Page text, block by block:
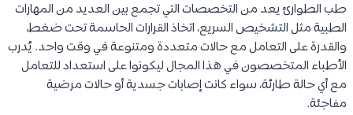
طب الطوارئ يعد من التخصصات التي تجمع بين العديد من المهارات
الطبية مثل التشخيص السريع، اتخاذ القرارات الحاسمة تحت ضغط،
والقدرة على التعامل مع حالات متعددة ومتنوعة في وقت واحد. يُدرب
الأطباء المتخصصون في هذا المجال ليكونوا على استعداد للتعامل
مع أي حالة طارئة، سواء كانت إصابات جسدية أو حالات مرضية
مفاجئة.